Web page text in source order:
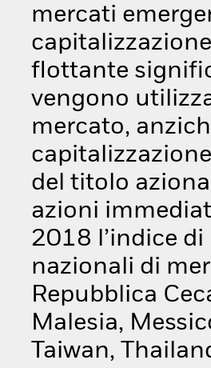
mercati
flottante
vengono
mercato,
del titolo
azioni
2018 l’indice
nazionali di
Repubblica
Malesia,
Taiwan,